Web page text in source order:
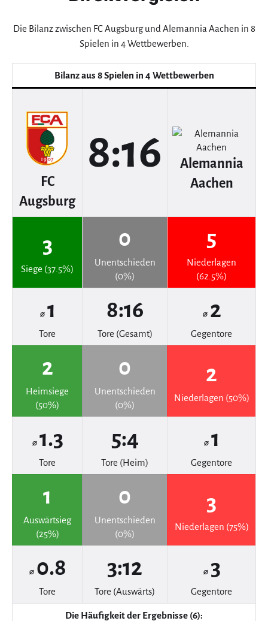
Die Bilanz zwischen FC Augsburg und Alemannia Aachen in 8
Spielen in 4 Wettbewerben.
Bilanz aus 8 Spielen in 4 Wettbewerben
FC
Augsburg
8:16
Alemannia
Aachen
3
Siege (37.5%)
0
Unentschieden
(0%)
5
Niederlagen
(62.5%)
⌀ 1
Tore
8:16
Tore (Gesamt)
⌀ 2
Gegentore
2
Heimsiege
(50%)
0
Unentschieden
(0%)
2
Niederlagen (50%)
⌀ 1.3
Tore
5:4
Tore (Heim)
⌀ 1
Gegentore
1
Auswärtsieg
(25%)
0
Unentschieden
(0%)
3
Niederlagen (75%)
⌀ 0.8
Tore
3:12
Tore (Auswärts)
⌀ 3
Gegentore
Die Häufigkeit der Ergebnisse (6):